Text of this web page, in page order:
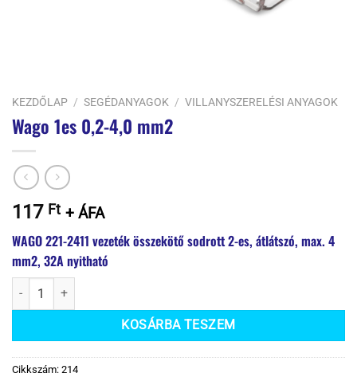
KEZDŐLAP / SEGÉDANYAGOK / VILLANYSZERELÉSI ANYAGOK
Wago 1es 0,2-4,0 mm2
117 Ft + ÁFA
WAGO 221-2411 vezeték összekötő sodrott 2-es, átlátszó, max. 4
mm2, 32A nyitható
Wago 1es 0,2-4,0 mm2 mennyiség
KOSÁRBA TESZEM
Cikkszám: 214